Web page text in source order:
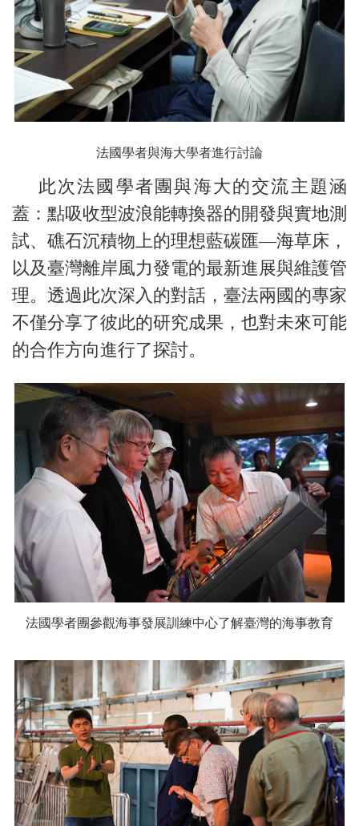
法國學者與海大學者進行討論
此次法國學者團與海大的交流主題涵
蓋：點吸收型波浪能轉換器的開發與實地測
試、礁石沉積物上的理想藍碳匯—海草床，
以及臺灣離岸風力發電的最新進展與維護管
理。透過此次深入的對話，臺法兩國的專家
不僅分享了彼此的研究成果，也對未來可能
的合作方向進行了探討。
法國學者團參觀海事發展訓練中心了解臺灣的海事教育